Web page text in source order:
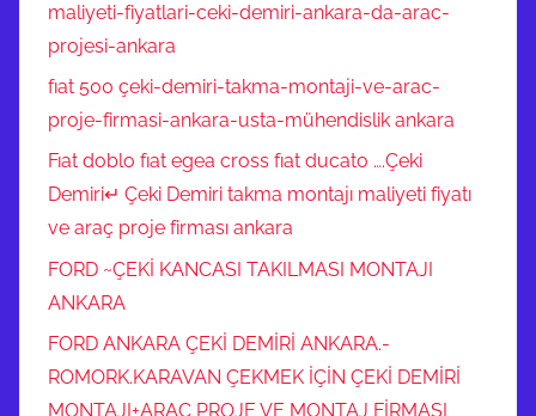
maliyeti-fiyatlari-ceki-demiri-ankara-da-arac-
projesi-ankara
fıat 500 çeki-demiri-takma-montaji-ve-arac-
proje-firmasi-ankara-usta-mühendislik ankara
Fıat doblo fıat egea cross fıat ducato ….Çeki
Demiri↵ Çeki Demiri takma montajı maliyeti fiyatı
ve araç proje firması ankara
FORD ~ÇEKİ KANCASI TAKILMASI MONTAJI
ANKARA
FORD ANKARA ÇEKİ DEMİRİ ANKARA.-
ROMORK.KARAVAN ÇEKMEK İÇİN ÇEKİ DEMİRİ
MONTAJI+ARAÇ PROJE VE MONTAJ FİRMASI